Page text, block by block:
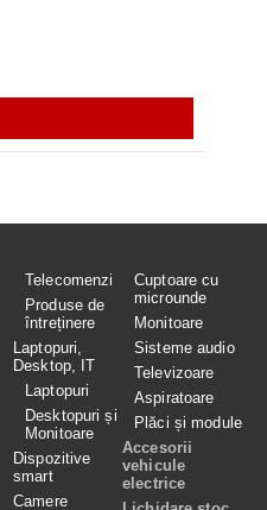
Telecomenzi
Produse de
întreținere
Laptopuri,
Desktop, IT
Laptopuri
Desktopuri și
Monitoare
Dispozitive
smart
Camere
Cuptoare cu
microunde
Monitoare
Sisteme audio
Televizoare
Aspiratoare
Plăci și module
Accesorii
vehicule
electrice